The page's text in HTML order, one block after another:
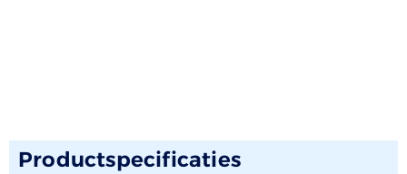
Productspecificaties